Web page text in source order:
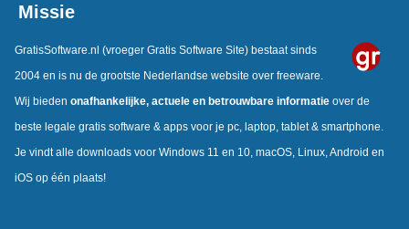
Missie
GratisSoftware.nl (vroeger Gratis Software Site) bestaat sinds
2004 en is nu de grootste Nederlandse website over freeware.
Wij bieden onafhankelijke, actuele en betrouwbare informatieover de
beste legale gratis software & apps voor je pc, laptop, tablet & smartphone.
Je vindt alle downloads voor Windows 11 en 10, macOS, Linux, Android en
iOS op één plaats!